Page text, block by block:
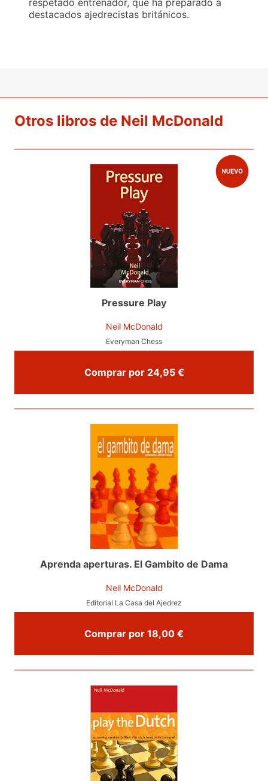
destacados ajedrecistas británicos.
Otros libros de Neil McDonald
Pressure Play
Neil McDonald
Everyman Chess
Comprar por 24,95 €
Aprenda aperturas. El Gambito de Dama
Neil McDonald
Editorial La Casa del Ajedrez
Comprar por 18,00 €